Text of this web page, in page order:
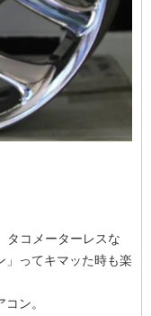
タコメーターレスな
」ってキマッた時も楽
ン。